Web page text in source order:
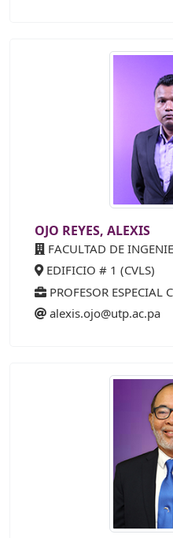
OJO REYES, ALEXIS
FACULTAD DE
EDIFICIO # 1 (CVLS)
PROFESOR ESPECIAL
alexis.ojo@utp.ac.pa